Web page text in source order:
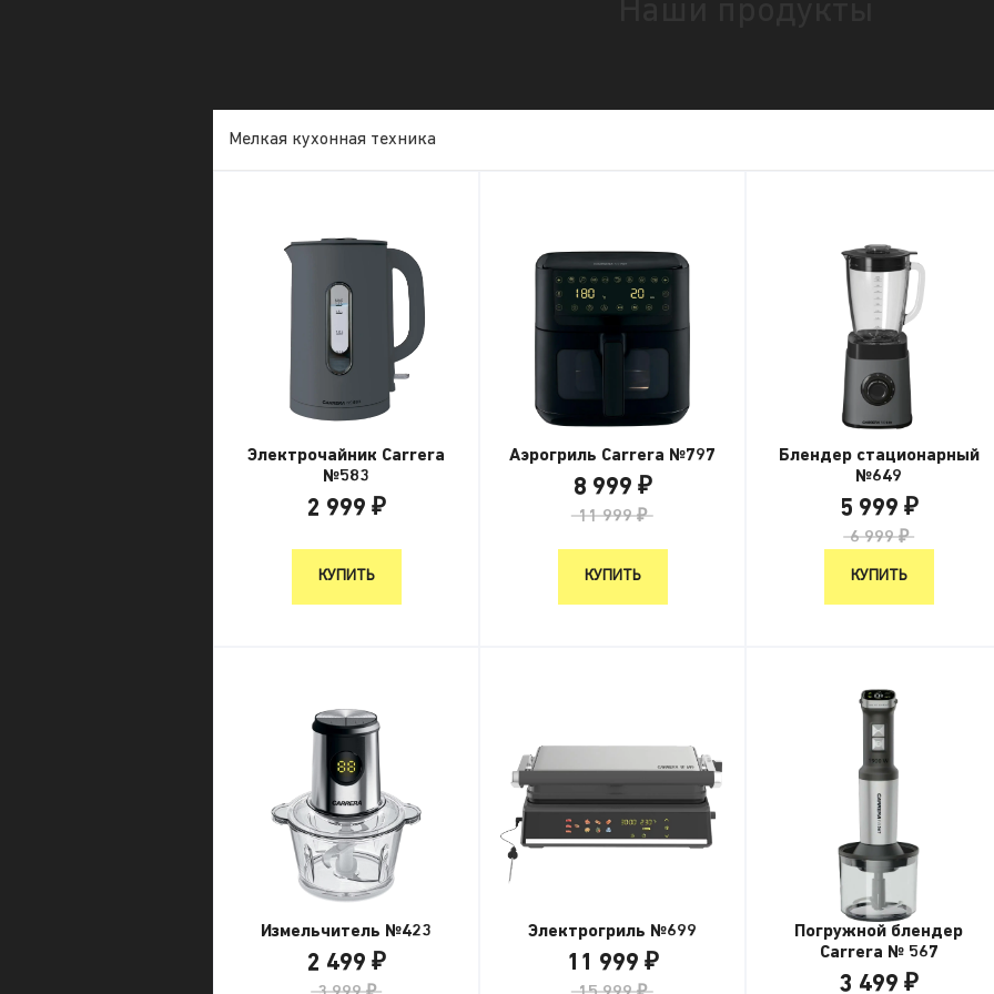
Мелкая кухонная техника
Электрочайник Carrera
№583
2 999 ₽
КУПИТЬ
Аэрогриль Carrera №797
8 999 ₽
11 999 ₽
КУПИТЬ
Блендер стационарный
№649
5 999 ₽
6 999 ₽
КУПИТЬ
Измельчитель №423
2 499 ₽
Электрогриль №699
11 999 ₽
Погружной блендер
Carrera № 567
3 499 ₽